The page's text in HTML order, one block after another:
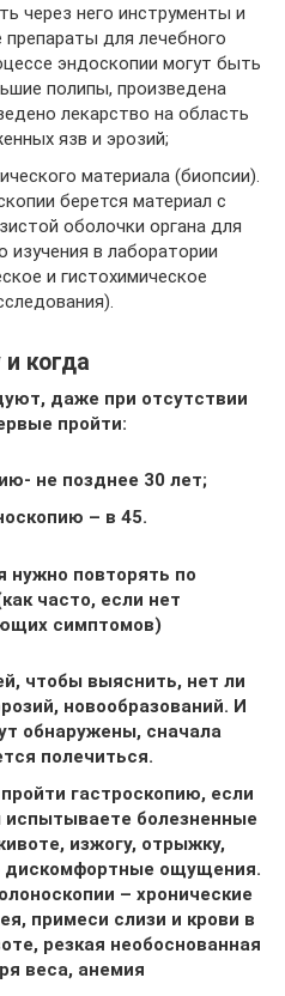
через него инструменты и
препараты для лечебного
эндоскопии могут быть
полипы, произведена
лекарство на область
язв и эрозий;
материала (биопсии).
берется материал с
оболочки органа для
изучения в лаборатории
и гистохимическое
и когда
даже при отсутствии
пройти:
не позднее 30 лет;
– в 45.
нужно повторять по
часто, если нет
симптомов)
чтобы выяснить, нет ли
новообразований. И
обнаружены, сначала
полечиться.
гастроскопию, если
испытываете болезненные
изжогу, отрыжку,
дискомфортные ощущения.
– хронические
примеси слизи и крови в
резкая необоснованная
веса, анемия